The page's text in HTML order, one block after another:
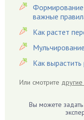
Гацания
Гвоздики
Георгины
Герань
Гиацинт
Гиппеаструм
важные
Как растет
Мульчирование
Как вырастить
Или смотрите
Вы можете